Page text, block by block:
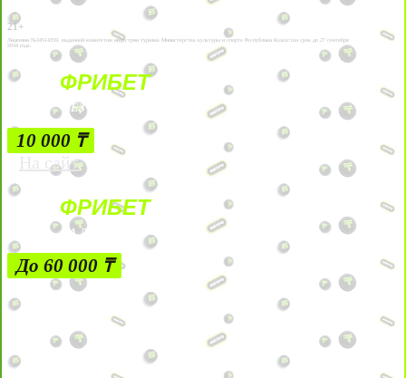
21+
Лицензии №24514359, выданной комитетом индустрии туризма Министерства культуры и спорта Республики Казахстан срок до 27 сентября
2034 года.
ФРИБЕТ
БЕЗ УСЛОВИЙ
10 000 ₸
На сайт
ФРИБЕТ
ЗА ДЕПОЗИТЫ
До 60 000 ₸